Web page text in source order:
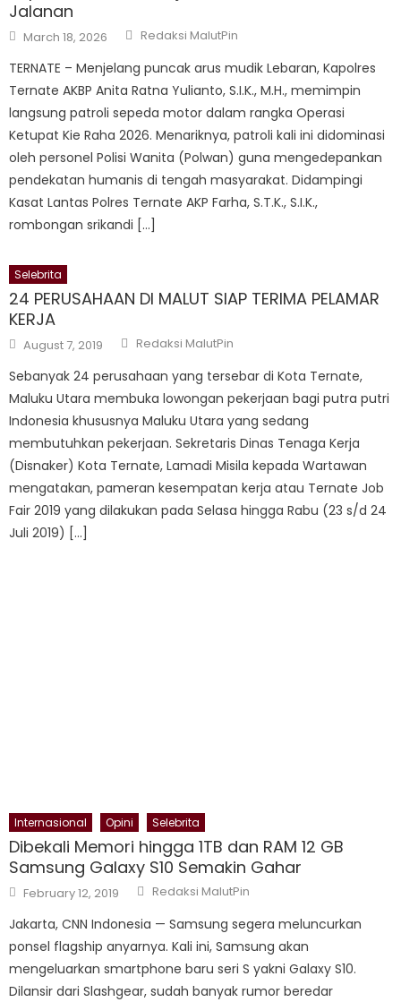
Jalanan
Posted
on
March 18, 2026 Author
Redaksi MalutPin
TERNATE – Menjelang puncak arus mudik Lebaran, Kapolres
Ternate AKBP Anita Ratna Yulianto, S.I.K., M.H., memimpin
langsung patroli sepeda motor dalam rangka Operasi
Ketupat Kie Raha 2026. Menariknya, patroli kali ini didominasi
oleh personel Polisi Wanita (Polwan) guna mengedepankan
pendekatan humanis di tengah masyarakat. Didampingi
Kasat Lantas Polres Ternate AKP Farha, S.T.K., S.I.K.,
rombongan srikandi […]
Selebrita
24 PERUSAHAAN DI MALUT SIAP TERIMA PELAMAR
KERJA
Posted
on
August 7, 2019 Author
Redaksi MalutPin
Sebanyak 24 perusahaan yang tersebar di Kota Ternate,
Maluku Utara membuka lowongan pekerjaan bagi putra putri
Indonesia khususnya Maluku Utara yang sedang
membutuhkan pekerjaan. Sekretaris Dinas Tenaga Kerja
(Disnaker) Kota Ternate, Lamadi Misila kepada Wartawan
mengatakan, pameran kesempatan kerja atau Ternate Job
Fair 2019 yang dilakukan pada Selasa hingga Rabu (23 s/d 24
Juli 2019) […]
Internasional Opini Selebrita
Dibekali Memori hingga 1TB dan RAM 12 GB
Samsung Galaxy S10 Semakin Gahar
Posted
on
February 12, 2019 Author
Redaksi MalutPin
Jakarta, CNN Indonesia — Samsung segera meluncurkan
ponsel flagship anyarnya. Kali ini, Samsung akan
mengeluarkan smartphone baru seri S yakni Galaxy S10.
Dilansir dari Slashgear, sudah banyak rumor beredar